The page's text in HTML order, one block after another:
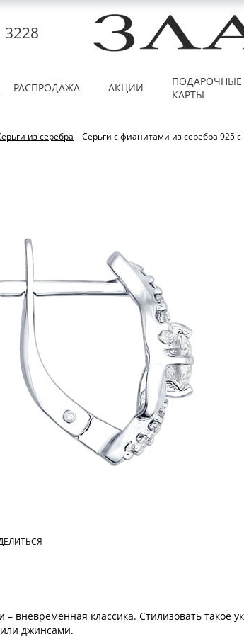
3228
РАСПРОДАЖА АКЦИИ
ПОДАРОЧНЫЕ
КАРТЫ
из серебра - Серьги с фианитами из серебра 925
– вневременная классика. Стилизовать
джинсами.